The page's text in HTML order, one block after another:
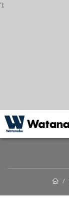
');